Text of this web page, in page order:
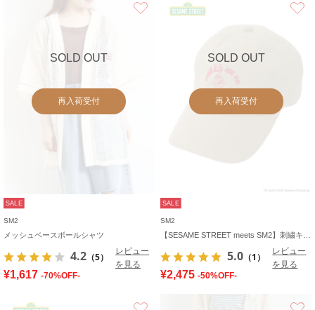
SOLD OUT
再入荷受付
SALE
SM2
メッシュベースボールシャツ
4.2 （5）
レビュー
を見る
¥1,617 -70%OFF-
SOLD OUT
再入荷受付
SALE
SM2
5.0 （1）
レビュー
を見る
¥2,475 -50%OFF-